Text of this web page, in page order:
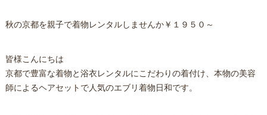
秋の京都を親子で着物レンタルしませんか￥１９５０～
皆様こんにちは
京都で豊富な着物と浴衣レンタルにこだわりの着付け、本物の美容
師によるヘアセットで人気のエブリ着物日和です。